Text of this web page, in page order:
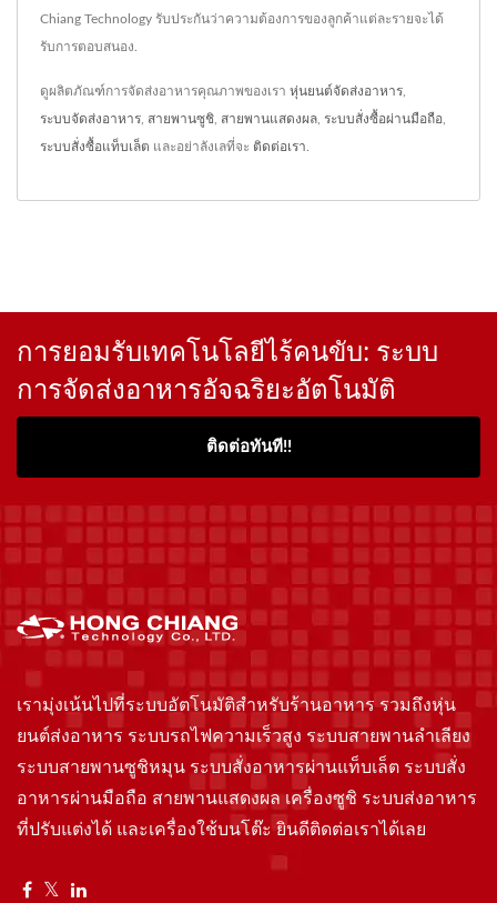
Chiang Technology รับประกันว่าความต้องการของลูกค้าแต่ละรายจะได้
รับการตอบสนอง.
ดูผลิตภัณฑ์การจัดส่งอาหารคุณภาพของเรา หุ่นยนต์จัดส่งอาหาร
ระบบจัดส่งอาหาร สายพานซูชิ สายพานแสดงผล ระบบสั่งซื้อผ่านมือถือ
ระบบสั่งซื้อแท็บเล็ต และอย่าลังเลที่จะ ติดต่อเรา
การยอมรับเทคโนโลยีไร้คนขับ: ระบบ
การจัดส่งอาหารอัจฉริยะอัตโนมัติ
ติดต่อทันที!!
เรามุ่งเน้นไปที่ระบบอัตโนมัติสำหรับร้านอาหาร รวมถึงหุ่น
ยนต์ส่งอาหาร ระบบรถไฟความเร็วสูง ระบบสายพานลำเลียง
ระบบสายพานซูชิหมุน ระบบสั่งอาหารผ่านแท็บเล็ต ระบบสั่ง
อาหารผ่านมือถือ สายพานแสดงผล เครื่องซูชิ ระบบส่งอาหาร
ที่ปรับแต่งได้ และเครื่องใช้บนโต๊ะ ยินดีติดต่อเราได้เลย